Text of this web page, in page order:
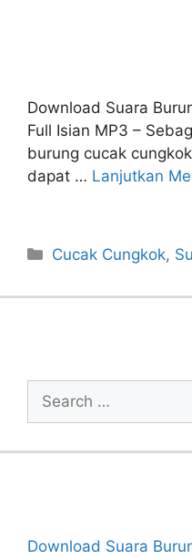
Download Suara
Full Isian MP3 –
burung cucak
dapat … Lanjutkan
Categories
Cucak Cungkok,
Search
for:
Download Suara